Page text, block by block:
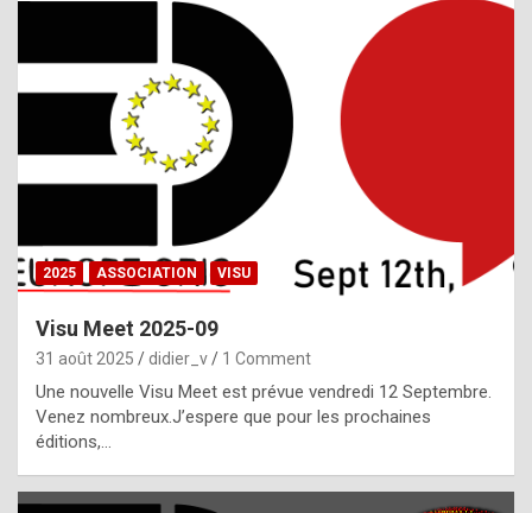
l
,
g
h
t
f
2025 ASSOCIATION VISU
Visu Meet 2025-09
31 août 2025 didier_v 1 Comment
Une nouvelle Visu Meet est prévue vendredi 12 Septembre.
Venez nombreux.J’espere que pour les prochaines
éditions,…